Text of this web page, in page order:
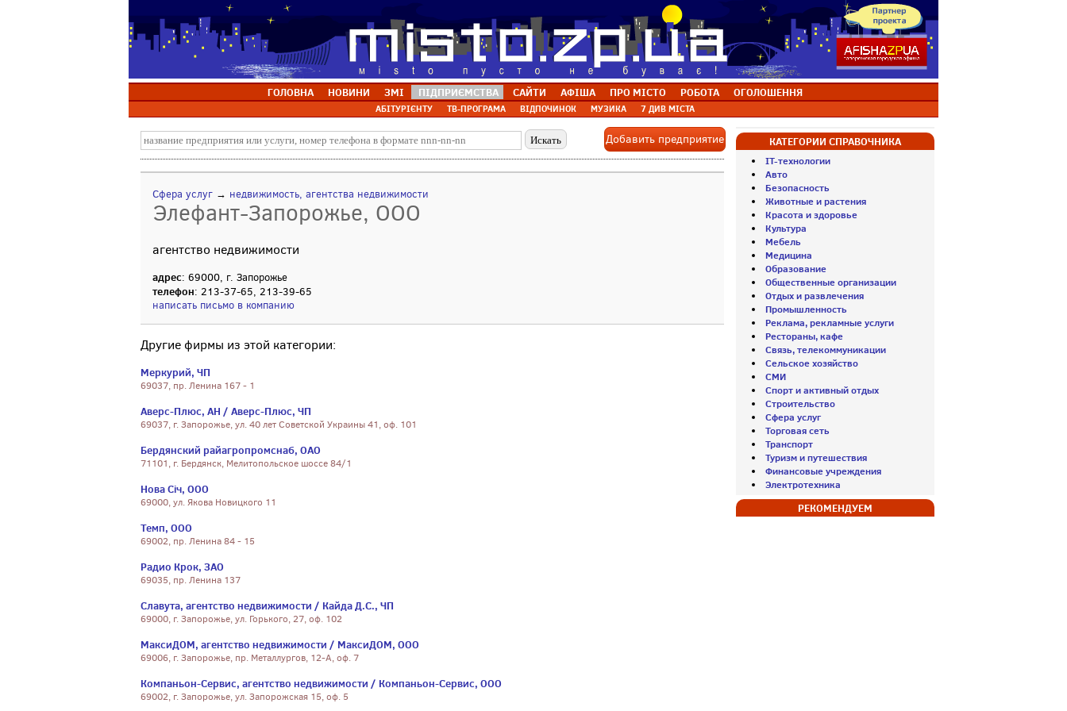
ГОЛОВНА НОВИНИ ЗМІ ПІДПРИЄМСТВА САЙТИ АФІША ПРО МІСТО РОБОТА ОГОЛОШЕННЯ
АБІТУРІЄНТУ ТВ-ПРОГРАМА ВІДПОЧИНОК МУЗИКА 7 ДИВ МІСТА
Добавить предприятие
Сфера услуг → недвижимость, агентства недвижимости
Элефант-Запорожье, ООО
агентство недвижимости
адрес: 69000, г. Запорожье
телефон: 213-37-65, 213-39-65
написать письмо в компанию
Другие фирмы из этой категории:
Меркурий, ЧП
69037, пр. Ленина 167 - 1
Аверс-Плюс, АН / Аверс-Плюс, ЧП
69037, г. Запорожье, ул. 40 лет Советской Украины 41, оф. 101
Бердянский райагропромснаб, ОАО
71101, г. Бердянск, Мелитопольское шоссе 84/1
Нова Січ, ООО
69000, ул. Якова Новицкого 11
Темп, ООО
69002, пр. Ленина 84 - 15
Радио Крок, ЗАО
69035, пр. Ленина 137
Славута, агентство недвижимости / Кайда Д.С., ЧП
69000, г. Запорожье, ул. Горького, 27, оф. 102
МаксиДОМ, агентство недвижимости / МаксиДОМ, ООО
69006, г. Запорожье, пр. Металлургов, 12-А, оф. 7
Компаньон-Сервис, агентство недвижимости / Компаньон-Сервис, ООО
69002, г. Запорожье, ул. Запорожская 15, оф. 5
КАТЕГОРИИ СПРАВОЧНИКА
IT-технологии
Авто
Безопасность
Животные и растения
Красота и здоровье
Культура
Мебель
Медицина
Образование
Общественные организации
Отдых и развлечения
Промышленность
Реклама, рекламные услуги
Рестораны, кафе
Связь, телекоммуникации
Сельское хозяйство
СМИ
Спорт и активный отдых
Строительство
Сфера услуг
Торговая сеть
Транспорт
Туризм и путешествия
Финансовые учреждения
Электротехника
РЕКОМЕНДУЕМ